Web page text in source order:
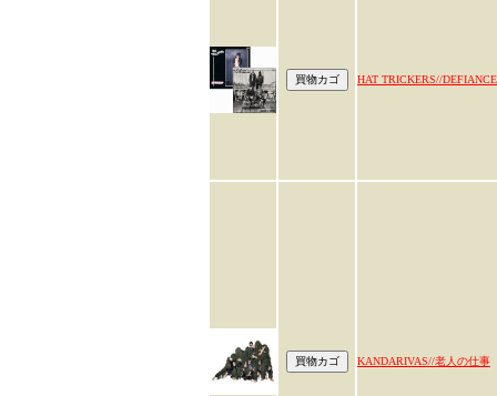
HAT TRICKERS//DEFIANCE
KANDARIVAS//老人の仕事